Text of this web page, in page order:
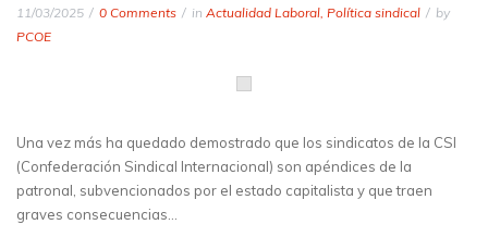
11/03/2025 0 Comments in Actualidad Laboral Política sindical
by
PCOE
Una vez más ha quedado demostrado que los sindicatos de la CSI
(Confederación Sindical Internacional) son apéndices de la
patronal, subvencionados por el estado capitalista y que traen
graves consecuencias…